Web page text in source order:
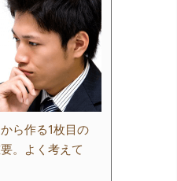
ら作る1枚目の
。よく考えて